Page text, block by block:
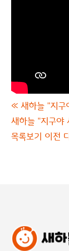
« 새하늘 "지
새하늘 "지구야
목록보기 이전